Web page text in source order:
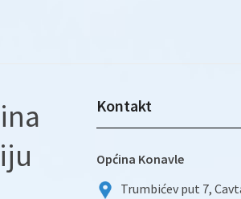
Kontakt
Općina Konavle
Trumbićev put 7,